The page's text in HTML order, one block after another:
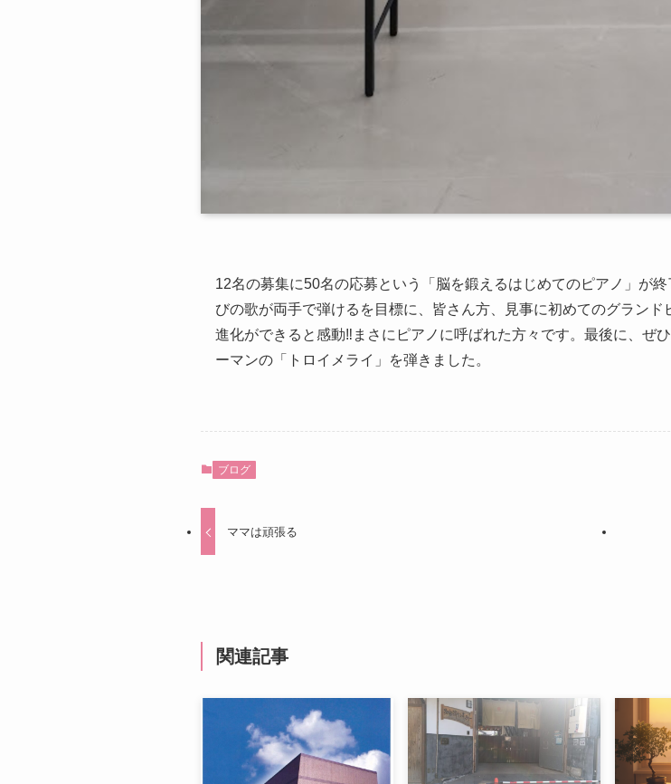
12名の募集に50名の応募という「脳を鍛えるはじめてのピアノ」が
びの歌が両手で弾けるを目標に、皆さん方、見事に初めてのグラン
進化ができると感動‼まさにピアノに呼ばれた方々です。最後に、ぜ
ーマンの「トロイメライ」を弾きました。
ブログ
ママは頑張る
関連記事